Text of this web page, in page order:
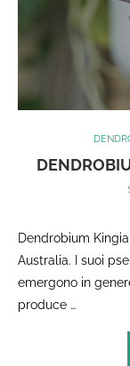
Dendrobium
Australia. I suoi
emergono in
produce …